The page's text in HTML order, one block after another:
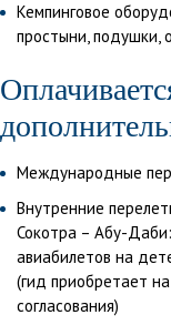
Кемпинговое
простыни, подушки,
Международные
Внутренние
Сокотра – Абу-
авиабилетов на
(гид приобретает на
согласования)